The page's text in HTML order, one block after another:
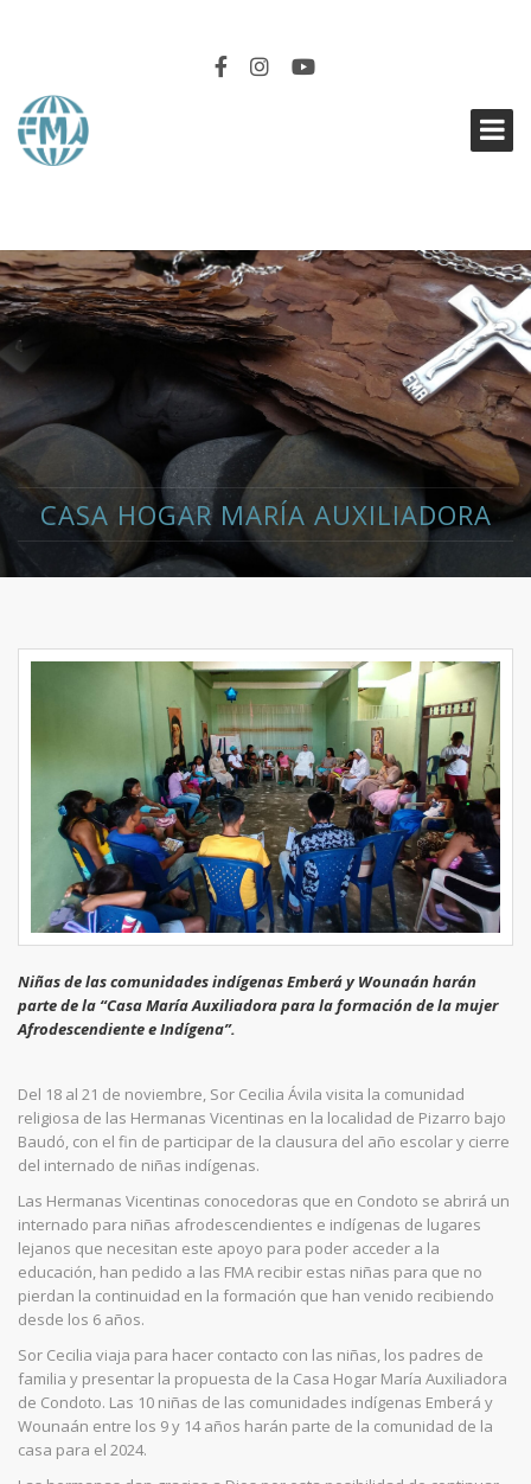
CASA HOGAR MARÍA AUXILIADORA
Niñas de las comunidades indígenas Emberá y Wounaán harán
parte de la “Casa María Auxiliadora para la formación de la mujer
Afrodescendiente e Indígena”.
Del 18 al 21 de noviembre, Sor Cecilia Ávila visita la comunidad
religiosa de las Hermanas Vicentinas en la localidad de Pizarro bajo
Baudó, con el fin de participar de la clausura del año escolar y cierre
del internado de niñas indígenas.
Las Hermanas Vicentinas conocedoras que en Condoto se abrirá un
internado para niñas afrodescendientes e indígenas de lugares
lejanos que necesitan este apoyo para poder acceder a la
educación, han pedido a las FMA recibir estas niñas para que no
pierdan la continuidad en la formación que han venido recibiendo
desde los 6 años.
Sor Cecilia viaja para hacer contacto con las niñas, los padres de
familia y presentar la propuesta de la Casa Hogar María Auxiliadora
de Condoto. Las 10 niñas de las comunidades indígenas Emberá y
Wounaán entre los 9 y 14 años harán parte de la comunidad de la
casa para el 2024.